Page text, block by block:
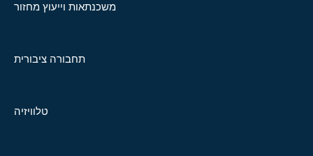
משכנתאות וייעוץ מחזור
תחבורה ציבורית
טלוויזיה